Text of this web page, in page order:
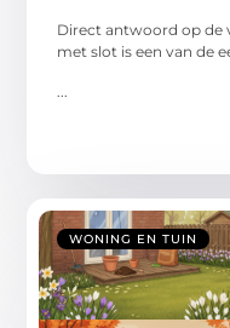
Direct antwoord op de
met slot is een van de
WONING EN TUIN